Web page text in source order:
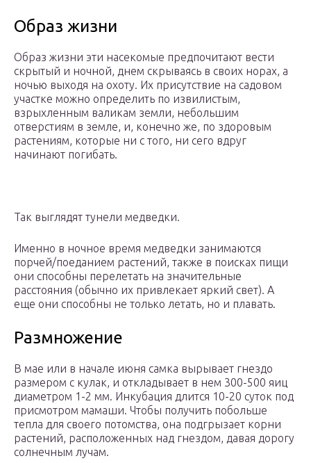
Образ жизни
Образ жизни эти насекомые предпочитают вести
скрытый и ночной, днем скрываясь в своих норах, а
ночью выходя на охоту. Их присутствие на садовом
участке можно определить по извилистым,
взрыхленным валикам земли, небольшим
отверстиям в земле, и, конечно же, по здоровым
растениям, которые ни с того, ни сего вдруг
начинают погибать.
Так выглядят тунели медведки.
Именно в ночное время медведки занимаются
порчей/поеданием растений, также в поисках пищи
они способны перелетать на значительные
расстояния (обычно их привлекает яркий свет). А
еще они способны не только летать, но и плавать.
Размножение
В мае или в начале июня самка вырывает гнездо
размером с кулак, и откладывает в нем 300-500 яиц
диаметром 1-2 мм. Инкубация длится 10-20 суток под
присмотром мамаши. Чтобы получить побольше
тепла для своего потомства, она подгрызает корни
растений, расположенных над гнездом, давая дорогу
солнечным лучам.